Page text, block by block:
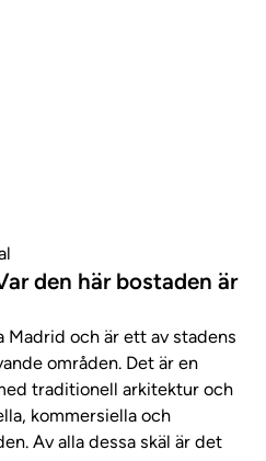
den här bostaden är
Madrid och är ett av stadens
områden. Det är en
traditionell arkitektur och
kommersiella och
Av alla dessa skäl är det